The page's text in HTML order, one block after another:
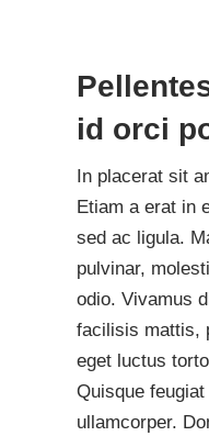
id orci
In placerat sit
Etiam a erat in
sed ac ligula.
pulvinar,
odio. Vivamus
facilisis mattis,
eget luctus
Quisque
ullamcorper.